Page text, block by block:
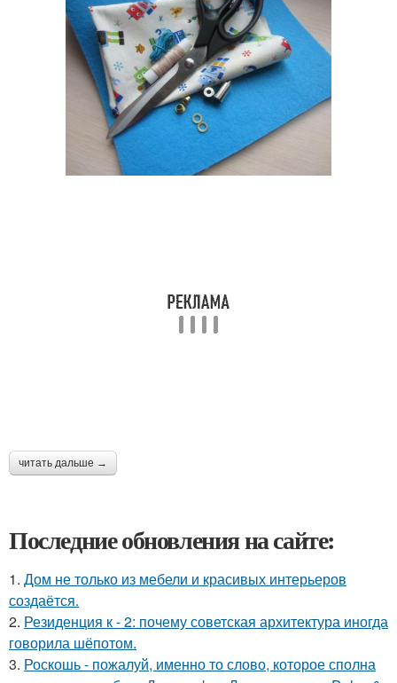
читать дальше →
Последние обновления на сайте:
1. Дом не только из мебели и красивых интерьеров
создаётся.
2. Резиденция к - 2: почему советская архитектура иногда
говорила шёпотом.
3. Роскошь - пожалуй, именно то слово, которое сполна